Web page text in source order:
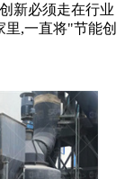
新必须走在行业
里,一直将"节能创